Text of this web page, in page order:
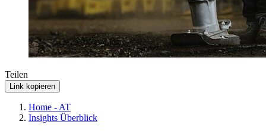
Teilen
Link kopieren
Home - AT
Insights Überblick